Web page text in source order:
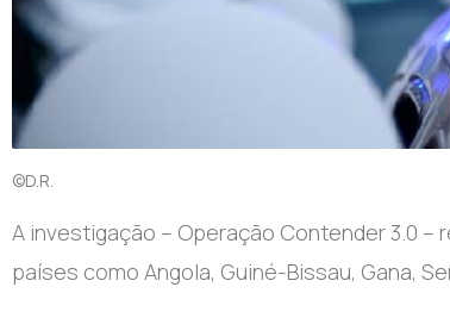
©D.R.
A investigação – Operação Contender 3.0
países como Angola, Guiné-Bissau, Gana,